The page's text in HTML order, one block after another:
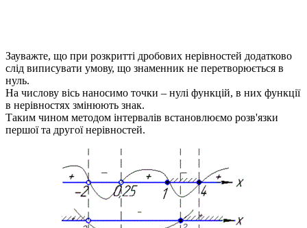
Зауважте, що при розкритті дробових нерівностей додатково
слід виписувати умову, що знаменник не перетворюється в
нуль.
На числову вісь наносимо точки – нулі функцій, в них функції
в нерівностях змінюють знак.
Таким чином методом інтервалів встановлюємо розв'язки
першої та другої нерівностей.